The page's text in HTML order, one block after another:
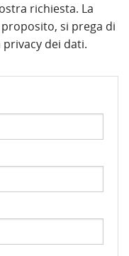
richiesta. La
si prega di
dei dati.